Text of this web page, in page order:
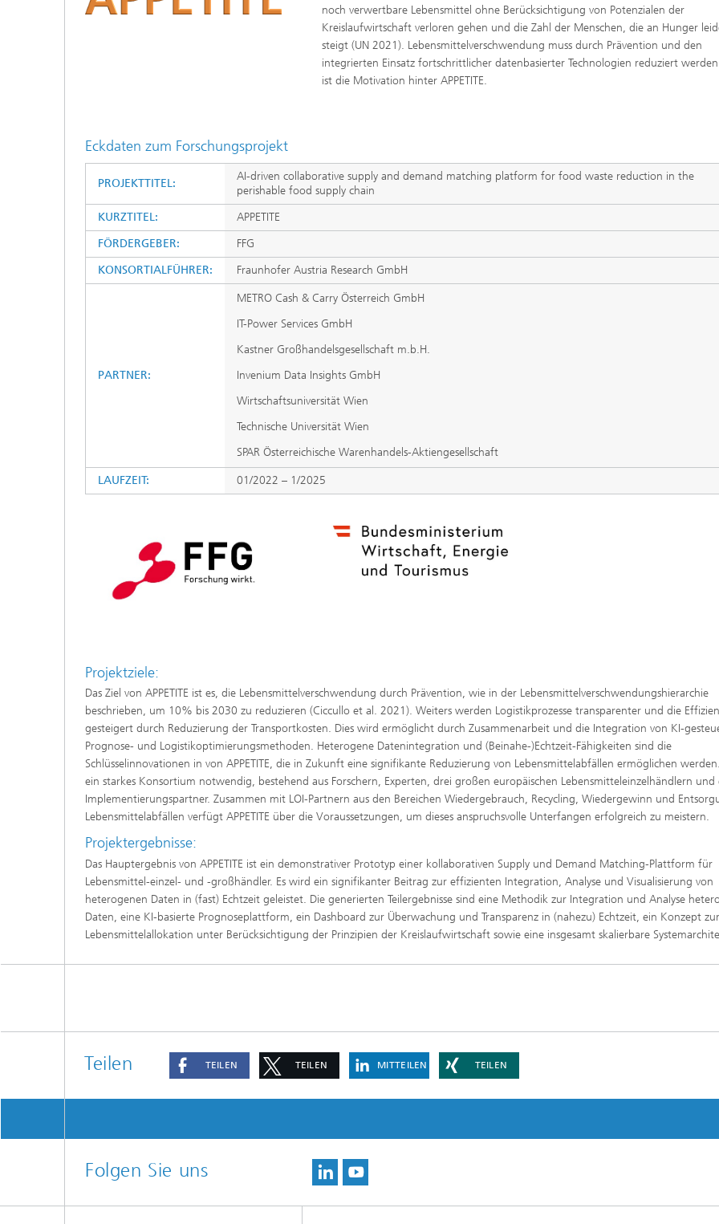
noch verwertbare Lebensmittel ohne Berücksichtigung von Potenzialen der
Kreislaufwirtschaft verloren gehen und die Zahl der Menschen, die an Hunger
steigt (UN 2021). Lebensmittelverschwendung muss durch Prävention und den
integrierten Einsatz fortschrittlicher datenbasierter Technologien reduziert
ist die Motivation hinter APPETITE.
Eckdaten zum Forschungsprojekt
PROJEKTTITEL:
AI-driven collaborative supply and demand matching platform for food waste reduction in the
perishable food supply chain
KURZTITEL:
APPETITE
FÖRDERGEBER:
FFG
KONSORTIALFÜHRER:
Fraunhofer Austria Research GmbH
PARTNER:
METRO Cash & Carry Österreich GmbH
IT-Power Services GmbH
Kastner Großhandelsgesellschaft m.b.H.
Invenium Data Insights GmbH
Wirtschaftsuniversität Wien
Technische Universität Wien
SPAR Österreichische Warenhandels-Aktiengesellschaft
LAUFZEIT: 01/2022 – 1/2025
Projektziele:
Das Ziel von APPETITE ist es, die Lebensmittelverschwendung durch Prävention, wie in der Lebensmittelverschwendungshierarchie
beschrieben, um 10% bis 2030 zu reduzieren (Ciccullo et al. 2021). Weiters werden Logistikprozesse transparenter und die
gesteigert durch Reduzierung der Transportkosten. Dies wird ermöglicht durch Zusammenarbeit und die Integration von KI-
Prognose- und Logistikoptimierungsmethoden. Heterogene Datenintegration und (Beinahe-)Echtzeit-Fähigkeiten sind die
Schlüsselinnovationen in von APPETITE, die in Zukunft eine signifikante Reduzierung von Lebensmittelabfällen ermöglichen
ein starkes Konsortium notwendig, bestehend aus Forschern, Experten, drei großen europäischen Lebensmitteleinzelhändlern und
Implementierungspartner. Zusammen mit LOI-Partnern aus den Bereichen Wiedergebrauch, Recycling, Wiedergewinn und
Lebensmittelabfällen verfügt APPETITE über die Voraussetzungen, um dieses anspruchsvolle Unterfangen erfolgreich zu meistern.
Projektergebnisse:
Das Hauptergebnis von APPETITE ist ein demonstrativer Prototyp einer kollaborativen Supply und Demand Matching-Plattform für
Lebensmittel-einzel- und -großhändler. Es wird ein signifikanter Beitrag zur effizienten Integration, Analyse und Visualisierung von
heterogenen Daten in (fast) Echtzeit geleistet. Die generierten Teilergebnisse sind eine Methodik zur Integration und Analyse
Daten, eine KI-basierte Prognoseplattform, ein Dashboard zur Überwachung und Transparenz in (nahezu) Echtzeit, ein Konzept zur
Lebensmittelallokation unter Berücksichtigung der Prinzipien der Kreislaufwirtschaft sowie eine insgesamt skalierbare
Teilen TEILEN TEILEN MITTEILEN TEILEN
Folgen Sie uns